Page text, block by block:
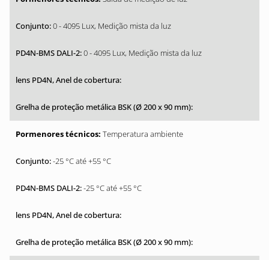
0 - 4095 Lux, Medição mista da luz
0 - 4095 Lux, Medição mista da luz
Temperatura ambiente
-25 °C até +55 °C
-25 °C até +55 °C